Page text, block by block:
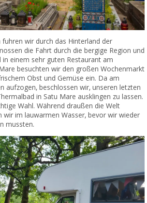
wir durch das Hinterland der
die Fahrt durch die bergige Region und
in einem sehr guten Restaurant am
besuchten wir den großen Wochenmarkt
Obst und Gemüse ein. Da am
aufzogen, beschlossen wir, unseren letzten
in Satu Mare ausklingen zu lassen.
Wahl. Während draußen die Welt
wir im lauwarmen Wasser, bevor wir wieder
mussten.